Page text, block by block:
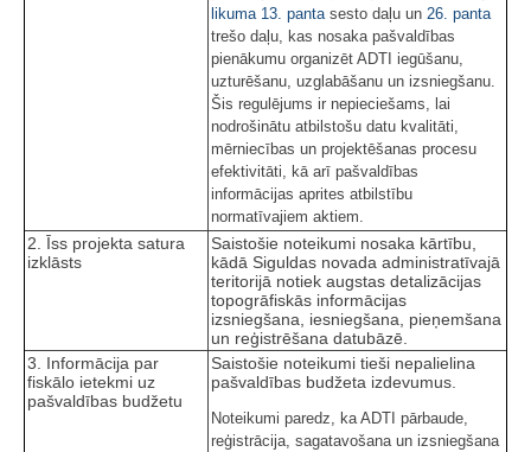
likuma 13. pantasesto daļu un 26. panta
trešo daļu, kas nosaka pašvaldības
pienākumu organizēt ADTI iegūšanu,
uzturēšanu, uzglabāšanu un izsniegšanu.
Šis regulējums ir nepieciešams, lai
nodrošinātu atbilstošu datu kvalitāti,
mērniecības un projektēšanas procesu
efektivitāti, kā arī pašvaldības
informācijas aprites atbilstību
normatīvajiem aktiem.
2. Īss projekta satura
izklāsts
Saistošie noteikumi nosaka kārtību,
kādā Siguldas novada administratīvajā
teritorijā notiek augstas detalizācijas
topogrāfiskās informācijas
izsniegšana, iesniegšana, pieņemšana
un reģistrēšana datubāzē.
3. Informācija par
fiskālo ietekmi uz
pašvaldības budžetu
Saistošie noteikumi tieši nepalielina
pašvaldības budžeta izdevumus.
Noteikumi paredz, ka ADTI pārbaude,
reģistrācija, sagatavošana un izsniegšana